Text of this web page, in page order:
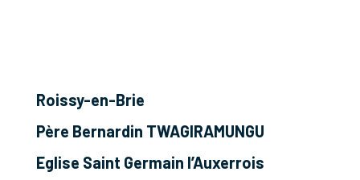
Roissy-en-Brie
Père Bernardin TWAGIRAMUNGU
Eglise Saint Germain l’Auxerrois